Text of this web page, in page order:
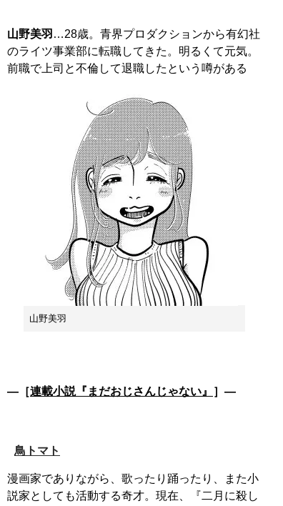
山野美羽 …28歳。青界プロダクションから有幻社
のライツ事業部に転職してきた。明るくて元気。
山野美羽
―［連載小説『まだおじさんじゃない』 ］―
鳥トマト
漫画家でありながら、歌ったり踊ったり、また小
説家としても活動する奇才。現在、『二月に殺し